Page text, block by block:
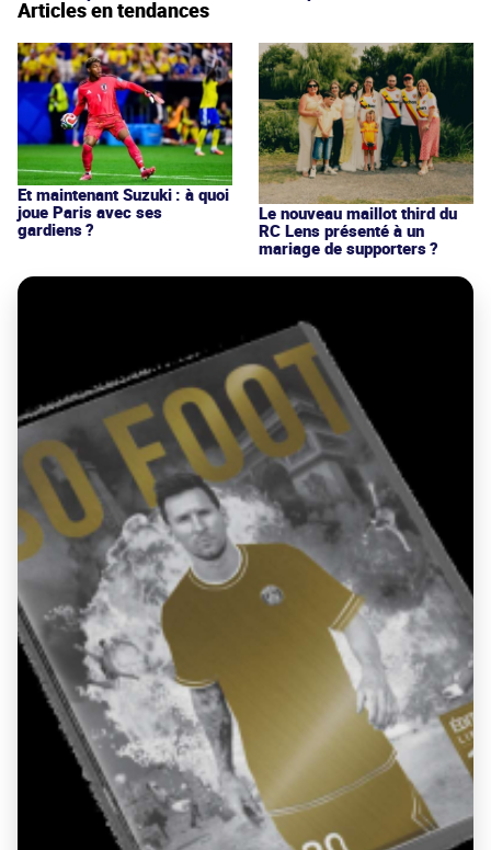
Articles en tendances
Et maintenant Suzuki : à quoi
joue Paris avec ses
gardiens ?
Le nouveau maillot third du
RC Lens présenté à un
mariage de supporters ?